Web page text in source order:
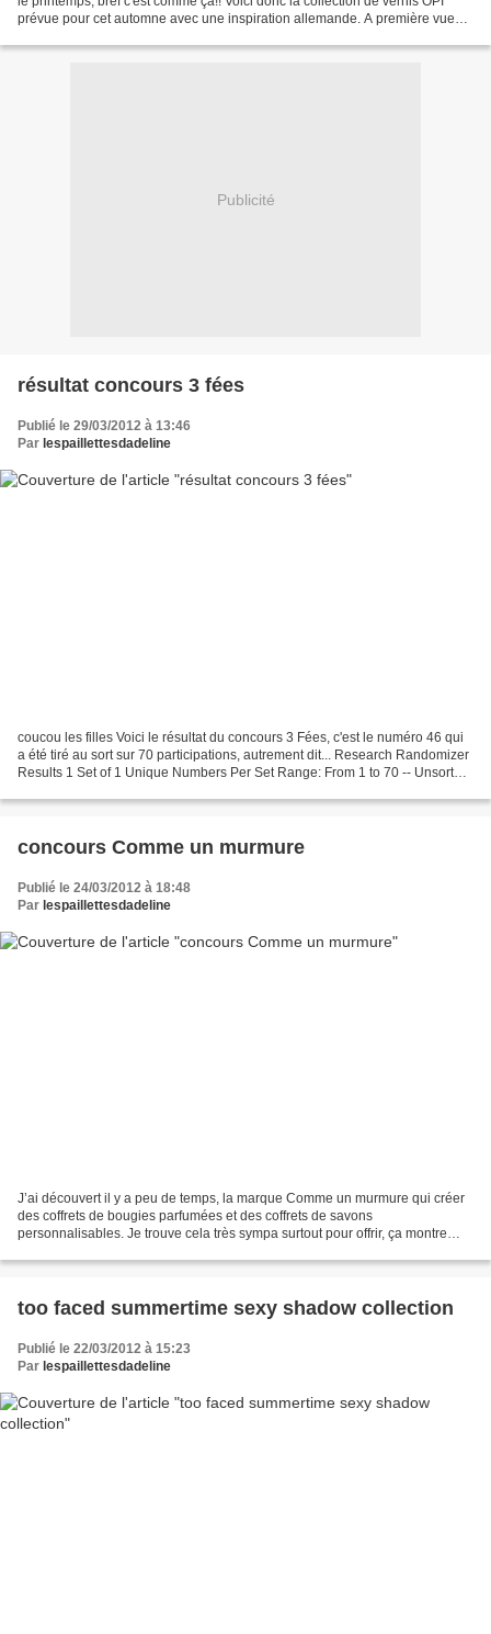
prévue pour cet automne avec une inspiration allemande. A première vue
Publicité
résultat concours 3 fées
Publié le 29/03/2012 à 13:46
Par lespaillettesdadeline
coucou les filles Voici le résultat du concours 3 Fées, c'est le numéro 46 qui
a été tiré au sort sur 70 participations, autrement dit... Research Randomizer
Results 1 Set of 1 Unique Numbers Per Set Range: From 1 to 70 -- Unsorted
concours Comme un murmure
Publié le 24/03/2012 à 18:48
Par lespaillettesdadeline
J’ai découvert il y a peu de temps, la marque Comme un murmure qui créer
des coffrets de bougies parfumées et des coffrets de savons
personnalisables. Je trouve cela très sympa surtout pour offrir, ça montre
too faced summertime sexy shadow collection
Publié le 22/03/2012 à 15:23
Par lespaillettesdadeline